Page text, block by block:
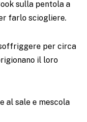
sulla pentola a
farlo sciogliere.
per circa
il loro
al sale e mescola